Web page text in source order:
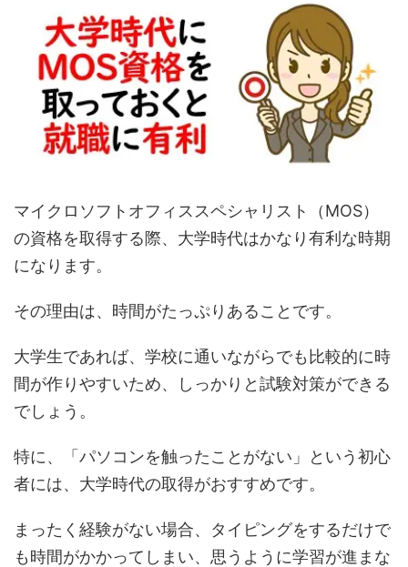
マイクロソフトオフィススペシャリスト（MOS）
の資格を取得する際、大学時代はかなり有利な時期
になります。
その理由は、時間がたっぷりあることです。
大学生であれば、学校に通いながらでも比較的に時
間が作りやすいため、しっかりと試験対策ができる
でしょう。
特に、「パソコンを触ったことがない」という初心
者には、大学時代の取得がおすすめです。
まったく経験がない場合、タイピングをするだけで
も時間がかかってしまい、思うように学習が進まな